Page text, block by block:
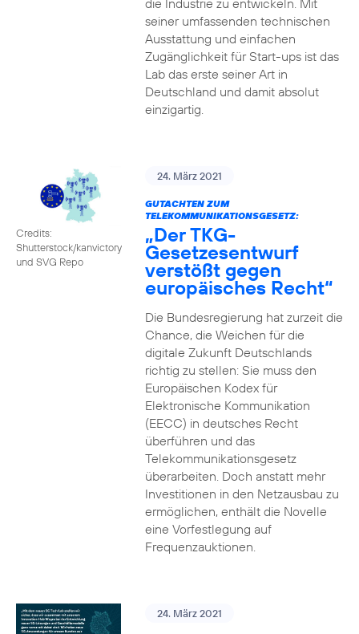
die Industrie zu entwickeln. Mit
seiner umfassenden technischen
Ausstattung und einfachen
Zugänglichkeit für Start-ups ist das
Lab das erste seiner Art in
Deutschland und damit absolut
einzigartig.
Credits:
Shutterstock/kanvictory
und SVG Repo
24. März 2021
GUTACHTEN ZUM
TELEKOMMUNIKATIONSGESETZ:
„Der TKG-
Gesetzesentwurf
verstößt gegen
europäisches Recht“
Die Bundesregierung hat zurzeit die
Chance, die Weichen für die
digitale Zukunft Deutschlands
richtig zu stellen: Sie muss den
Europäischen Kodex für
Elektronische Kommunikation
(EECC) in deutsches Recht
überführen und das
Telekommunikationsgesetz
überarbeiten. Doch anstatt mehr
Investitionen in den Netzausbau zu
ermöglichen, enthält die Novelle
eine Vorfestlegung auf
Frequenzauktionen.
24. März 2021